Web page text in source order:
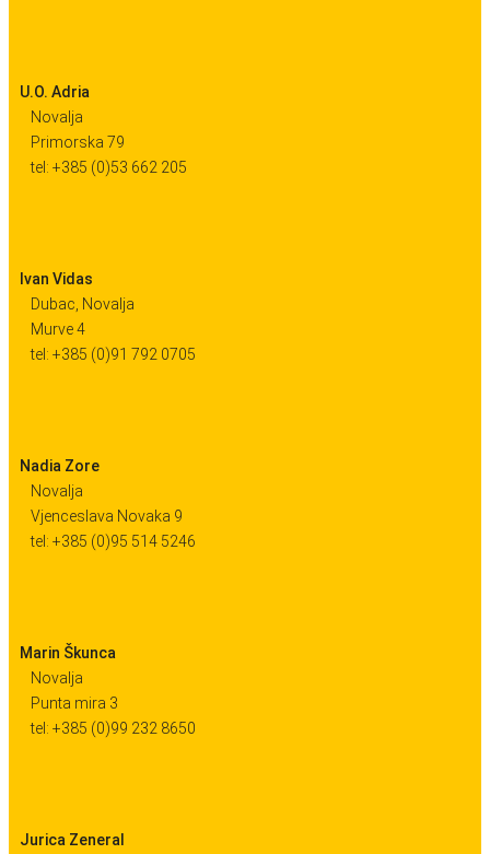
U.O. Adria
Novalja
Primorska 79
tel: +385 (0)53 662 205
Ivan Vidas
Dubac, Novalja
Murve 4
tel: +385 (0)91 792 0705
Nadia Zore
Novalja
Vjenceslava Novaka 9
tel: +385 (0)95 514 5246
Marin Škunca
Novalja
Punta mira 3
tel: +385 (0)99 232 8650
Jurica Zeneral